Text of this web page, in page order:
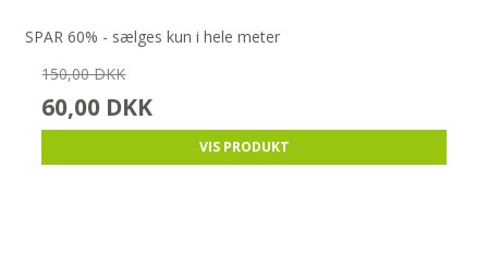
SPAR 60% - sælges kun i hele meter
150,00 DKK
60,00 DKK
VIS PRODUKT